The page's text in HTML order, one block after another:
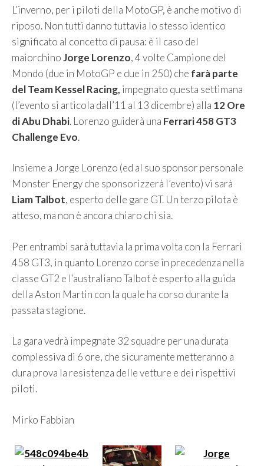
L’inverno, per i piloti della MotoGP, è anche motivo di
riposo. Non tutti danno tuttavia lo stesso identico
significato al concetto di pausa: è il caso del
maiorchinoJorge Lorenzo, 4 volte Campione del
Mondo (due in MotoGP e due in 250) che farà parte
del Team Kessel Racing, impegnato questa settimana
(l’evento si articola dall’11 al 13 dicembre) alla 12 Ore
di Abu Dhabi. Lorenzo guiderà una Ferrari 458 GT3
Challenge Evo.
Insieme a Jorge Lorenzo (ed al suo sponsor personale
Monster Energy che sponsorizzerà l’evento) vi sarà
Liam Talbot, esperto delle gare GT. Un terzo pilota è
atteso, ma non è ancora chiaro chi sia.
Per entrambi sarà tuttavia la prima volta con la Ferrari
458 GT3, in quanto Lorenzo corse in precedenza nella
classe GT2 e l’australiano Talbot è esperto alla guida
della Aston Martin con la quale ha corso durante la
passata stagione.
La gara vedrà impegnate 32 squadre per una durata
complessiva di 6 ore, che sicuramente metteranno a
dura prova la resistenza delle vetture e dei rispettivi
piloti.
Mirko Fabbian